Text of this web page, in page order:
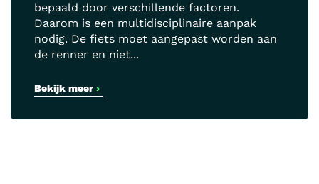
bepaald door verschillende factoren.
Daarom is een multidisciplinaire aanpak
nodig. De fiets moet aangepast worden aan
de renner en niet...
Bekijk meer ›